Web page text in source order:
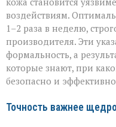
воздействиям.
1–2 раза в неделю,
производителя. Эти
формальность, а
которые знают, при
безопасно и
Точность важнее